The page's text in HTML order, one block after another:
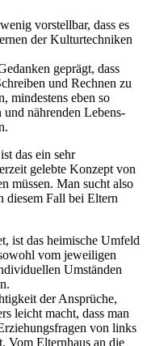
vorstellbar, dass es
der Kulturtechniken
geprägt, dass
und Rechnen zu
mindestens eben so
nährenden Lebens-
das ein sehr
gelebte Konzept von
müssen. Man sucht also
diesem Fall bei Eltern
ist das heimische Umfeld
vom jeweiligen
Umständen
der Ansprüche,
leicht macht, dass man
von links
Vom Elternhaus an die